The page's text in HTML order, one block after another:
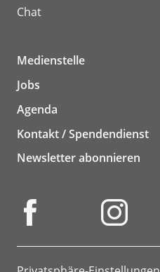
Chat
Medienstelle
Jobs
Agenda
Kontakt / Spendendienst
Newsletter abonnieren